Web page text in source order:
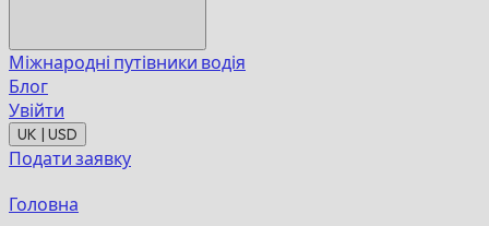
Міжнародні путівники водія
Блог
Увійти
UK | USD
Подати заявку
Головна